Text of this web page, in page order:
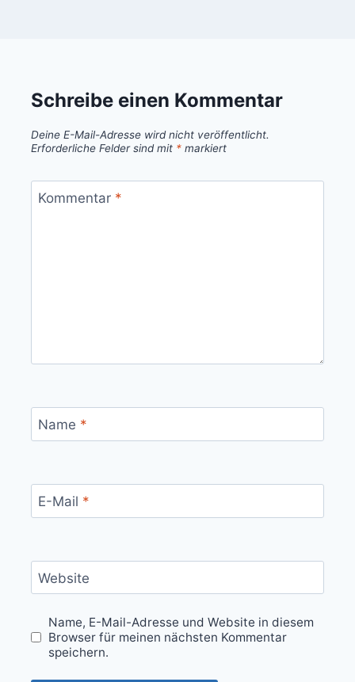
Schreibe einen Kommentar
Deine E-Mail-Adresse wird nicht veröffentlicht.
Erforderliche Felder sind mit * markiert
Kommentar *
Name *
E-Mail *
Website
Name, E-Mail-Adresse und Website in diesem
Browser für meinen nächsten Kommentar
speichern.